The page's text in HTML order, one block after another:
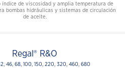
índice de viscosidad y amplia temperatura de
bombas hidráulicas y sistemas de circulación
de aceite.
Regal® R&O
46, 68, 100, 150, 220, 320, 460, 680